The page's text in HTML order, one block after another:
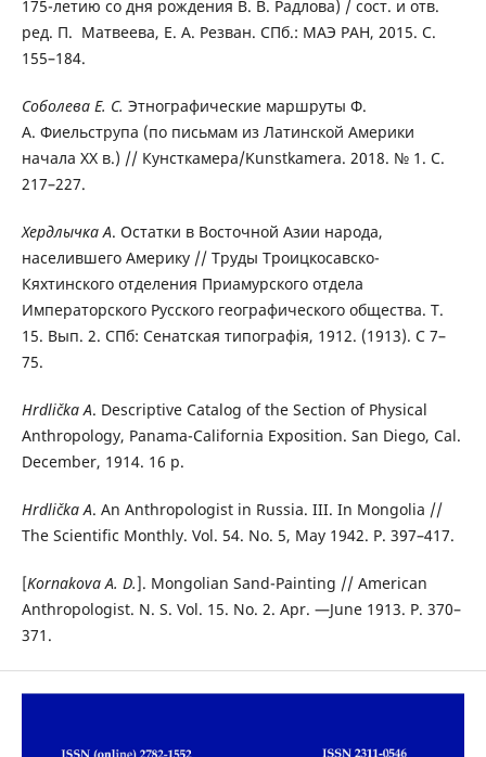
175-летию со дня рождения В. В. Радлова) / сост. и отв.
ред. П. Матвеева, Е. А. Резван. СПб.: МАЭ РАН, 2015. С.
155–184.
Соболева Е. С. Этнографические маршруты Ф.
А. Фиельструпа (по письмам из Латинской Америки
начала XX в.) // Кунсткамера/Kunstkamera. 2018. № 1. С.
217–227.
Хердлычка А. Остатки в Восточной Азии народа,
населившего Америку // Труды Троицкосавско-
Кяхтинского отделения Приамурского отдела
Императорского Русского географического общества. Т.
15. Вып. 2. СПб: Сенатская типографiя, 1912. (1913). С 7–
75.
HrdličkaA. Descriptive Catalog of the Section of Physical
Anthropology, Panama-California Exposition. San Diego, Cal.
December, 1914. 16 p.
HrdličkaA. An Anthropologist in Russia. III. In Mongolia //
The Scientific Monthly. Vol. 54. No. 5, May 1942. P. 397–417.
[Kornakova A. D.]. Mongolian Sand-Painting // American
Anthropologist. N. S. Vol. 15. No. 2. Apr. —June 1913. P. 370–
371.